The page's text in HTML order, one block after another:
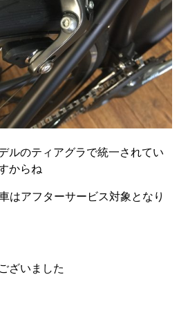
ルのティアグラで統一されてい
からね
アフターサービス対象となり
ざいました